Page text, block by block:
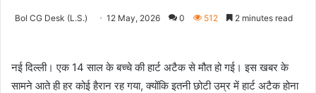
Bol CG Desk (L.S.) 12 May, 2026 0 512 2 minutes read
नई दिल्ली। एक 14 साल के बच्चे की हार्ट अटैक से मौत हो गई। इस खबर के
सामने आते ही हर कोई हैरान रह गया, क्योंकि इतनी छोटी उम्र में हार्ट अटैक होना